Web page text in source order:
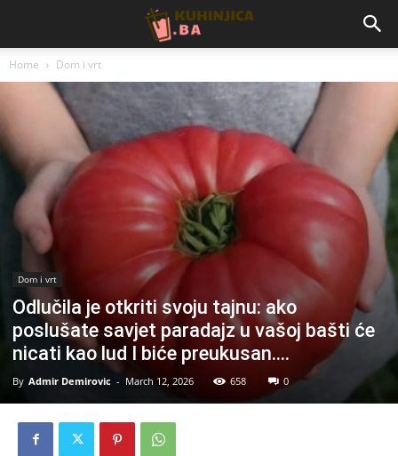
Home Dom i vrt
Dom i vrt
Odlučila je otkriti svoju tajnu: ako
poslušate savjet paradajz u vašoj bašti će
nicati kao lud I biće preukusan….
By Admir Demirovic - March 12, 2026 658 0